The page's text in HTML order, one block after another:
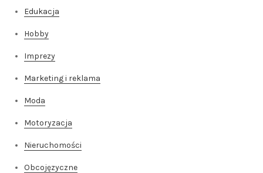
Edukacja
Hobby
Imprezy
Marketing i reklama
Moda
Motoryzacja
Nieruchomości
Obcojęzyczne